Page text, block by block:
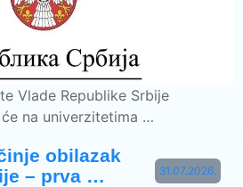
Vlade Republike Srbije
na univerzitetima …
31.07.2026.
obilazak
– prva …